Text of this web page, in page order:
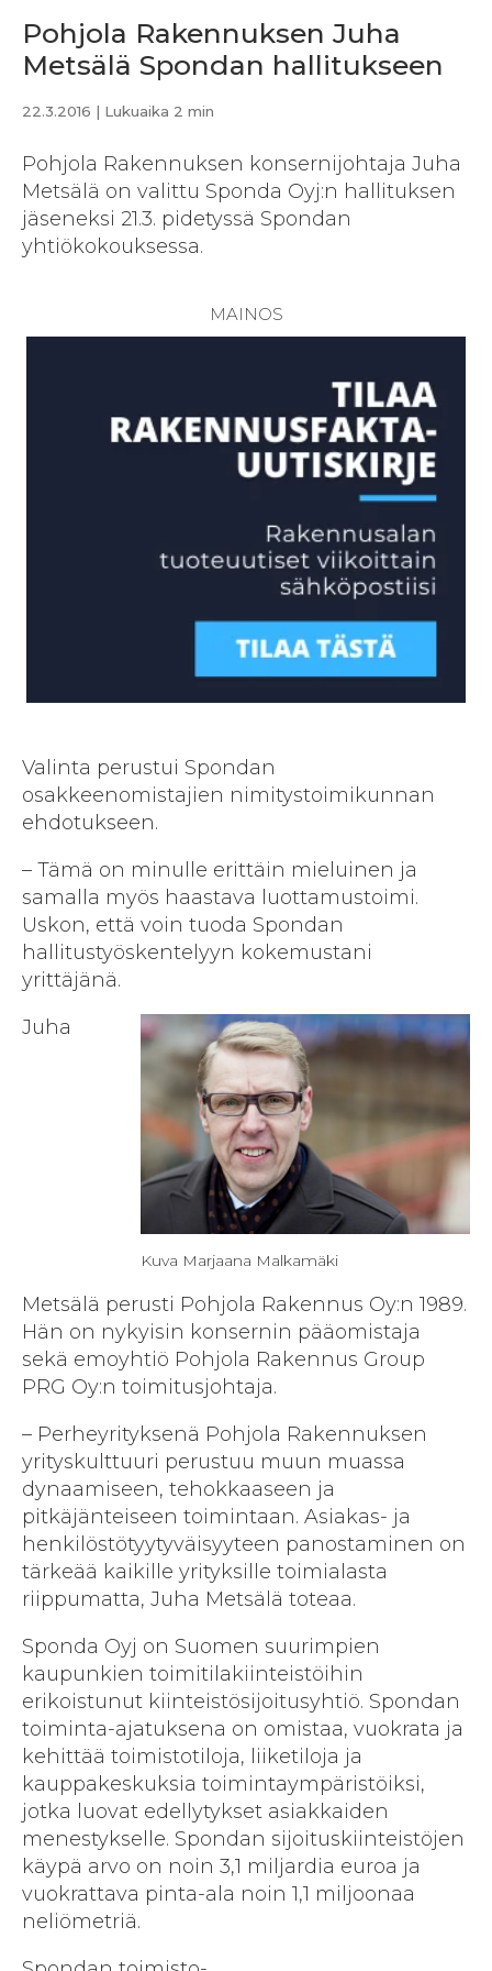
Pohjola Rakennuksen Juha
Metsälä Spondan hallitukseen
22.3.2016 | Lukuaika 2 min
Pohjola Rakennuksen konsernijohtaja Juha
Metsälä on valittu Sponda Oyj:n hallituksen
jäseneksi 21.3. pidetyssä Spondan
yhtiökokouksessa.
Valinta perustui Spondan
osakkeenomistajien nimitystoimikunnan
ehdotukseen.
– Tämä on minulle erittäin mieluinen ja
samalla myös haastava luottamustoimi.
Uskon, että voin tuoda Spondan
hallitustyöskentelyyn kokemustani
yrittäjänä.
Kuva Marjaana Malkamäki
Juha
Metsälä perusti Pohjola Rakennus Oy:n 1989.
Hän on nykyisin konsernin pääomistaja
sekä emoyhtiö Pohjola Rakennus Group
PRG Oy:n toimitusjohtaja.
– Perheyrityksenä Pohjola Rakennuksen
yrityskulttuuri perustuu muun muassa
dynaamiseen, tehokkaaseen ja
pitkäjänteiseen toimintaan. Asiakas- ja
henkilöstötyytyväisyyteen panostaminen on
tärkeää kaikille yrityksille toimialasta
riippumatta, Juha Metsälä toteaa.
Sponda Oyj on Suomen suurimpien
kaupunkien toimitilakiinteistöihin
erikoistunut kiinteistösijoitusyhtiö. Spondan
toiminta-ajatuksena on omistaa, vuokrata ja
kehittää toimistotiloja, liiketiloja ja
kauppakeskuksia toimintaympäristöiksi,
jotka luovat edellytykset asiakkaiden
menestykselle. Spondan sijoituskiinteistöjen
käypä arvo on noin 3,1 miljardia euroa ja
vuokrattava pinta-ala noin 1,1 miljoonaa
neliömetriä.